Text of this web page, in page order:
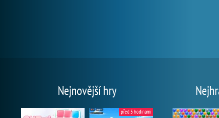
Nejnovější hry
před 5 hodinami